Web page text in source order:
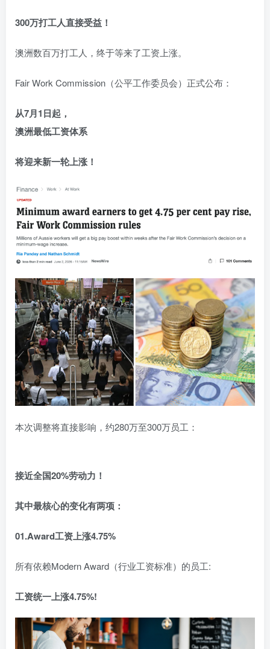
300万打工人直接受益！
澳洲数百万打工人，终于等来了工资上涨。
Fair Work Commission（公平工作委员会）正式公布：
从7月1日起，
澳洲最低工资体系
将迎来新一轮上涨！
本次调整将直接影响，约280万至300万员工：
接近全国20%劳动力！
其中最核心的变化有两项：
01.Award工资上涨4.75%
所有依赖Modern Award（行业工资标准）的员工:
工资统一上涨4.75%!